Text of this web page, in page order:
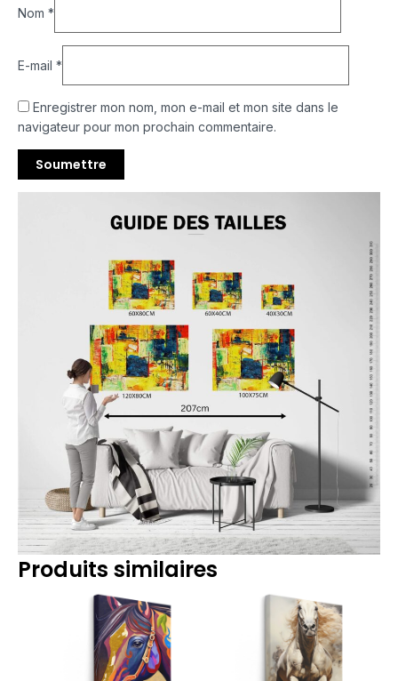
Nom *
E-mail *
Enregistrer mon nom, mon e-mail et mon site dans le
navigateur pour mon prochain commentaire.
Produits similaires
de
prix :
14.90€
à
219.90€
de
prix :
14.90€
à
219.90€